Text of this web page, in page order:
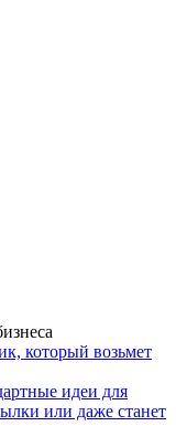
который возьмет
идеи для
или даже станет